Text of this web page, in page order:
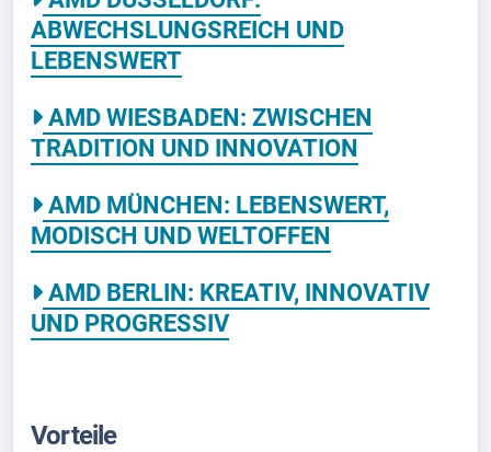
ABWECHSLUNGSREICH UND
LEBENSWERT
AMD WIESBADEN: ZWISCHEN
TRADITION UND INNOVATION
AMD MÜNCHEN: LEBENSWERT,
MODISCH UND WELTOFFEN
AMD BERLIN: KREATIV, INNOVATIV
UND PROGRESSIV
Vorteile